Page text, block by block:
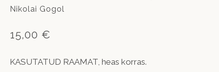
Nikolai Gogol
15,00 €
KASUTATUD RAAMAT, heas korras.